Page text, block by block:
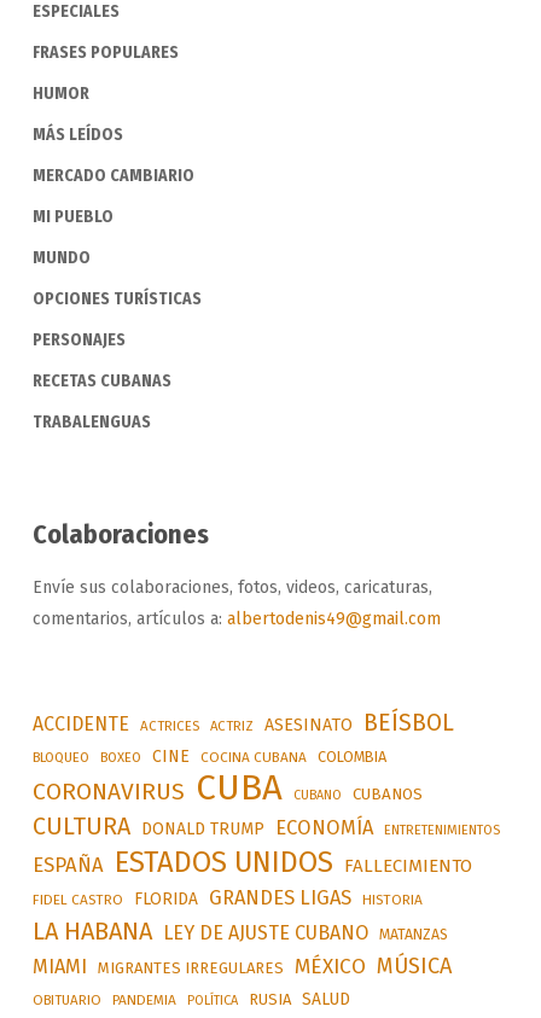
ESPECIALES
FRASES POPULARES
HUMOR
MÁS LEÍDOS
MERCADO CAMBIARIO
MI PUEBLO
MUNDO
OPCIONES TURÍSTICAS
PERSONAJES
RECETAS CUBANAS
TRABALENGUAS
Colaboraciones
Envíe sus colaboraciones, fotos, videos, caricaturas,
comentarios, artículos a: albertodenis49@gmail.com
ACCIDENTE ACTRICES ACTRIZ ASESINATO BEÍSBOL
BLOQUEO BOXEO CINE COCINA CUBANA COLOMBIA
CORONAVIRUS CUBA CUBANO CUBANOS
CULTURA DONALD TRUMP ECONOMÍA ENTRETENIMIENTOS
ESPAÑA ESTADOS UNIDOS FALLECIMIENTO
FIDEL CASTRO FLORIDA GRANDES LIGAS HISTORIA
LA HABANA LEY DE AJUSTE CUBANO MATANZAS
MIAMI MIGRANTES IRREGULARES MÉXICO MÚSICA
OBITUARIO PANDEMIA POLÍTICA RUSIA SALUD